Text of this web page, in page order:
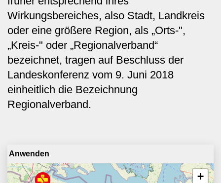
Wirkungsbereiches, also Stadt, Landkreis
oder eine größere Region, als „Orts-",
„Kreis-" oder „Regionalverband“
bezeichnet, tragen auf Beschluss der
Landeskonferenz vom 9. Juni 2018
einheitlich die Bezeichnung
Regionalverband.
+